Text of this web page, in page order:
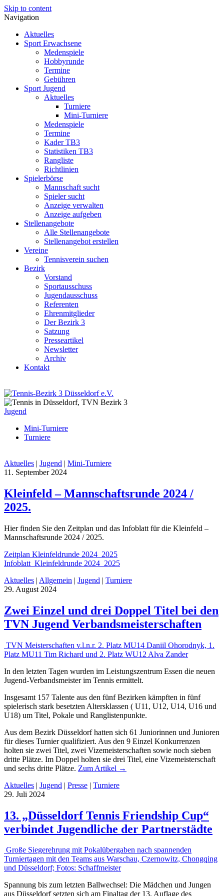
Skip to content
Navigation
Aktuelles
Sport Erwachsene
Medenspiele
Hobbyrunde
Termine
Gebühren
Sport Jugend
Aktuelles
Turniere
Mini-Turniere
Medenspiele
Termine
Kader TB3
Statistiken TB3
Rangliste
Richtlinien
Spielerbörse
Mannschaft sucht
Spieler sucht
Anzeige verwalten
Anzeige aufgeben
Stellenangebote
Alle Stellenangebote
Stellenangebot erstellen
Vereine
Tennisverein suchen
Bezirk
Vorstand
Sportausschuss
Jugendausschuss
Referenten
Ehrenmitglieder
Der Bezirk 3
Satzung
Presseartikel
Newsletter
Archiv
Kontakt
Jugend
Mini-Turniere
Turniere
Aktuelles | Jugend | Mini-Turniere
11. September 2024
Kleinfeld – Mannschaftsrunde 2024 /
2025.
Hier finden Sie den Zeitplan und das Infoblatt für die Kleinfeld –
Mannschaftsrunde 2024 / 2025.
Zeitplan Kleinfeldrunde 2024_2025
Infoblatt_Kleinfeldrunde 2024_2025
Aktuelles | Allgemein | Jugend | Turniere
29. August 2024
Zwei Einzel und drei Doppel Titel bei den
TVN Jugend Verbandsmeisterschaften
TVN Meisterschaften v.l.n.r. 2. Platz MU14 Daniil Ohorodnyk, 1.
Platz MU11 Tim Richard und 2. Platz WU12 Alva Zander
In den letzten Tagen wurden im Leistungszentrum Essen die neuen
Jugend-Verbandsmeister im Tennis ermittelt.
Insgesamt 157 Talente aus den fünf Bezirken kämpften in fünf
spielerisch stark besetzten Altersklassen ( U11, U12, U14, U16 und
U18) um Titel, Pokale und Ranglistenpunkte.
Aus dem Bezirk Düsseldorf hatten sich 61 Juniorinnen und Junioren
für dieses Turnier qualifiziert. Aus den 9 Einzel Konkurrenzen
holten sie zwei Titel, zwei Vizemeisterschaften sowie noch sieben
dritte Plätze. Im Doppel holten sie drei Titel, eine Vizemeisterschaft
und sechs dritte Plätze. Zum Artikel →
Aktuelles | Jugend | Presse | Turniere
29. Juli 2024
13. „Düsseldorf Tennis Friendship Cup“
verbindet Jugendliche der Partnerstädte
Große Siegerehrung mit Pokalübergaben nach spannenden
Turniertagen mit den Teams aus Warschau, Czernowitz, Chongqing
und Düsseldorf; Fotos: Schaffmeister
Spannung bis zum letzten Ballwechsel: Die Mädchen und Jungen
aus Düsseldorf setzten sich am Finaltag der 13. Auflage des